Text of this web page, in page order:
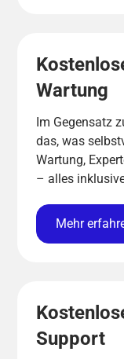
Wartung
Im Gegensatz
das, was
Wartung,
– alles
Mehr
Support